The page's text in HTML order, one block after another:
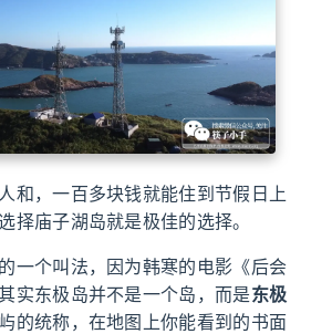
和，一百多块钱就能住到节假日上
择庙子湖岛就是极佳的选择。
一个叫法，因为韩寒的电影《后会
实东极岛并不是一个岛，而是东极
的统称，在地图上你能看到的书面